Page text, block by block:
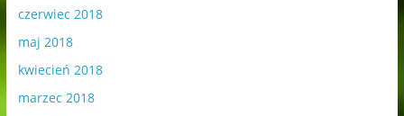
czerwiec 2018
maj 2018
kwiecień 2018
marzec 2018